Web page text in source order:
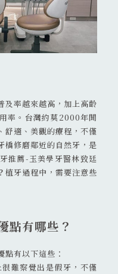
及率越來越高，加上高齡
率。台灣約莫2000年開
舒適、美觀的療程，不僅
橋修磨鄰近的自然牙，是
推薦-玉美學牙醫林致廷
植牙過程中，需要注意些
點有哪些？
點有以下這些：
難察覺出是假牙，不僅